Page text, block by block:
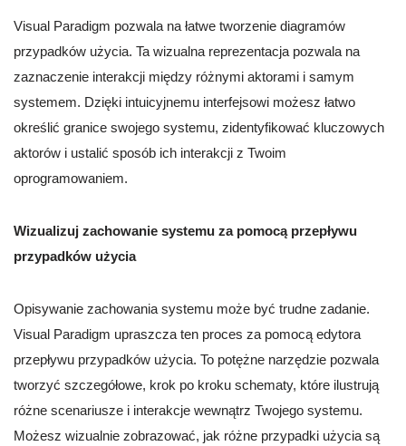
Visual Paradigm pozwala na łatwe tworzenie diagramów
przypadków użycia. Ta wizualna reprezentacja pozwala na
zaznaczenie interakcji między różnymi aktorami i samym
systemem. Dzięki intuicyjnemu interfejsowi możesz łatwo
określić granice swojego systemu, zidentyfikować kluczowych
aktorów i ustalić sposób ich interakcji z Twoim
oprogramowaniem.
Wizualizuj zachowanie systemu za pomocą przepływu
przypadków użycia
Opisywanie zachowania systemu może być trudne zadanie.
Visual Paradigm upraszcza ten proces za pomocą edytora
przepływu przypadków użycia. To potężne narzędzie pozwala
tworzyć szczegółowe, krok po kroku schematy, które ilustrują
różne scenariusze i interakcje wewnątrz Twojego systemu.
Możesz wizualnie zobrazować, jak różne przypadki użycia są